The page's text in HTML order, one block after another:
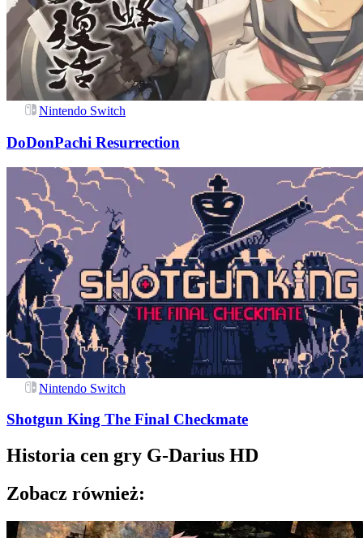
Nintendo Switch
DoDonPachi Resurrection
Nintendo Switch
Shotgun King The Final Checkmate
Historia cen gry G-Darius HD
Zobacz również: